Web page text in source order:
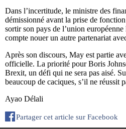
Dans l’incertitude, le ministre des
démissionné avant la prise de
sortir son pays de l’union
compte nouer un autre partenariat
Après son discours, May est partie
officielle. La priorité pour Boris
Brexit, un défi qui ne sera pas aisé.
beaucoup de caciques, s’il ne réussit
Ayao Délali
Partager cet article sur Facebook